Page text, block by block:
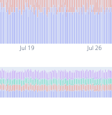
Jul 19 Jul 26